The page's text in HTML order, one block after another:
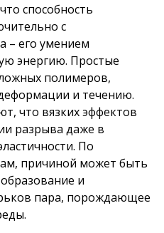
способность
с
– его умением
энергию. Простые
полимеров,
и течению.
что вязких эффектов
разрыва даже в
По
причиной может быть
и
пара, порождающее